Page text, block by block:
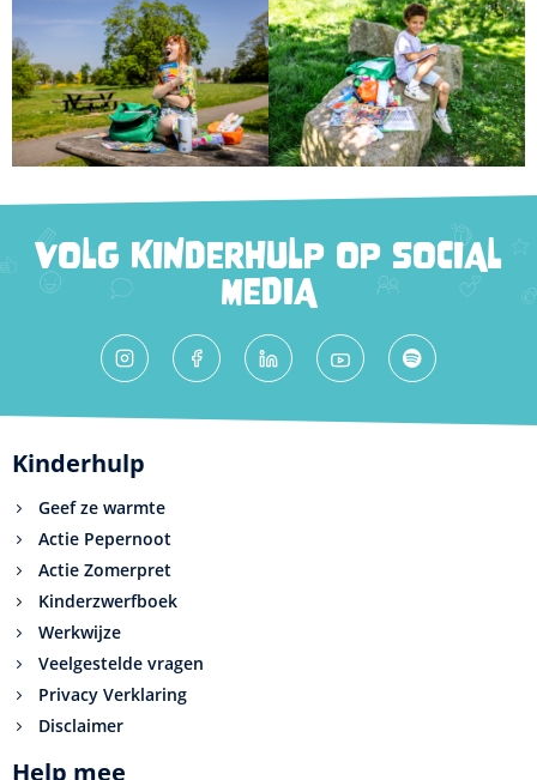
VOLG KINDERHULP OP SOCIAL
MEDIA
Kinderhulp
Geef ze warmte
Actie Pepernoot
Actie Zomerpret
Kinderzwerfboek
Werkwijze
Veelgestelde vragen
Privacy Verklaring
Disclaimer
Help mee